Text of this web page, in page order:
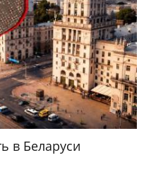
в Беларуси